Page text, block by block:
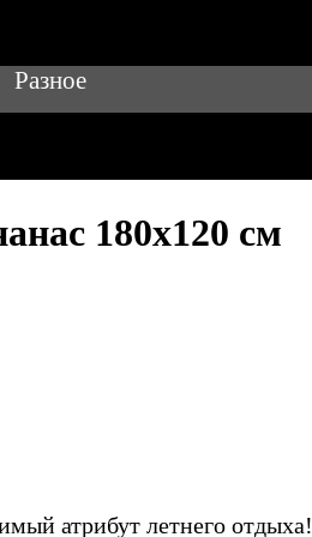
Разное
180х120 см
атрибут летнего отдыха!